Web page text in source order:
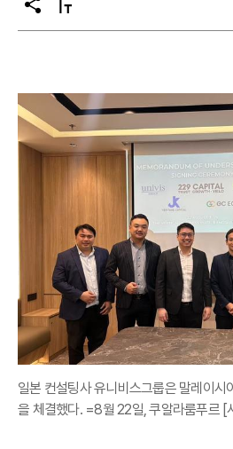
공
유
텍
스
일본 컨설팅사 유니비스그룹은 말레이
을 체결했다. =8월 22일, 쿠알라룸푸르 [